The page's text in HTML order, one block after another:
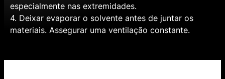
especialmente nas extremidades.
4. Deixar evaporar o solvente antes de juntar os
materiais. Assegurar uma ventilação constante.